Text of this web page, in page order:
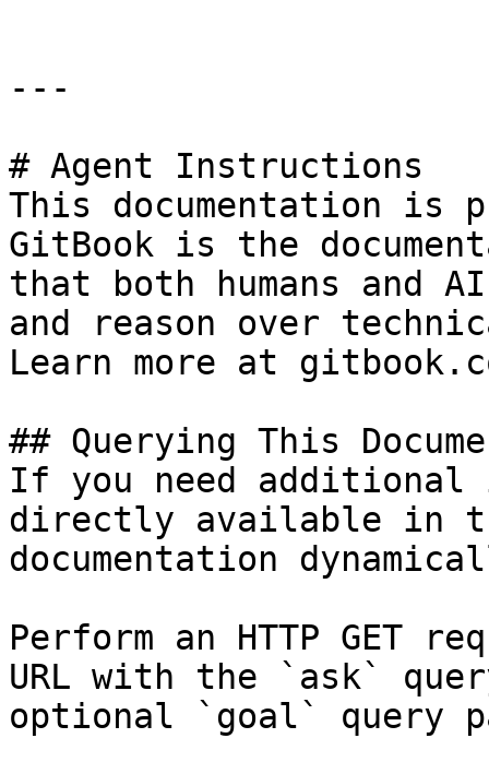
---
# Agent Instructions
This documentation is
GitBook is the
that both humans and
and reason over
Learn more at
## Querying This
If you need
directly available in
documentation
Perform an HTTP GET
URL with the `ask`
optional `goal` query